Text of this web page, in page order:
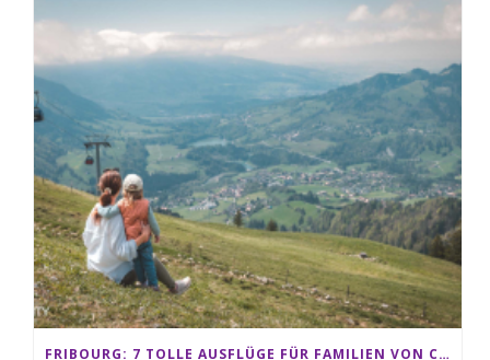
FRIBOURG: 7 TOLLE AUSFLÜGE FÜR FAMILIEN VON CHARMEY BIS LES PACCOTS